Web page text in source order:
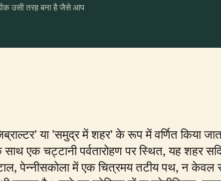
उसी तरह बना है जैसे आप
या 'समुद्र में शहर' के रूप में वर्णित किया
एक चट्टानी पर्वतारोहण पर स्थित, यह शहर
पेन्नीसकोला में एक चित्रमय तटीय पथ, न केवल